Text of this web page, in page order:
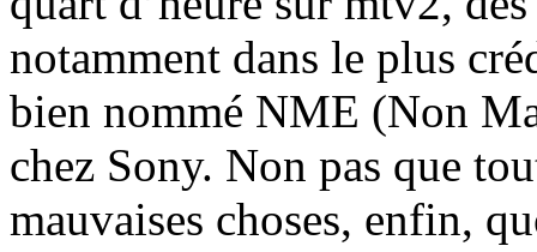
notamment dans le plus
bien nommé NME (Non
chez Sony. Non pas que
mauvaises choses, enfin,